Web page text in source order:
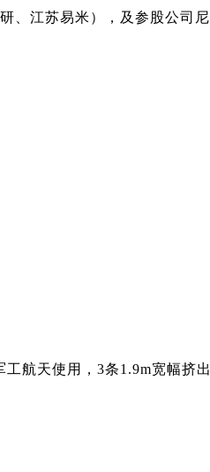
、江苏易米），及参股公司
航天使用，3条1.9m宽幅挤